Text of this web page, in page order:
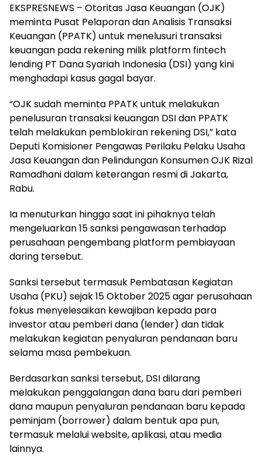
EKSPRESNEWS – Otoritas Jasa Keuangan (OJK)
meminta Pusat Pelaporan dan Analisis Transaksi
Keuangan (PPATK) untuk menelusuri transaksi
keuangan pada rekening milik platform fintech
lending PT Dana Syariah Indonesia (DSI) yang kini
menghadapi kasus gagal bayar.
“OJK sudah meminta PPATK untuk melakukan
penelusuran transaksi keuangan DSI dan PPATK
telah melakukan pemblokiran rekening DSI,” kata
Deputi Komisioner Pengawas Perilaku Pelaku Usaha
Jasa Keuangan dan Pelindungan Konsumen OJK Rizal
Ramadhani dalam keterangan resmi di Jakarta,
Rabu.
Ia menuturkan hingga saat ini pihaknya telah
mengeluarkan 15 sanksi pengawasan terhadap
perusahaan pengembang platform pembiayaan
daring tersebut.
Sanksi tersebut termasuk Pembatasan Kegiatan
Usaha (PKU) sejak 15 Oktober 2025 agar perusahaan
fokus menyelesaikan kewajiban kepada para
investor atau pemberi dana (lender) dan tidak
melakukan kegiatan penyaluran pendanaan baru
selama masa pembekuan.
Berdasarkan sanksi tersebut, DSI dilarang
melakukan penggalangan dana baru dari pemberi
dana maupun penyaluran pendanaan baru kepada
peminjam (borrower) dalam bentuk apa pun,
termasuk melalui website, aplikasi, atau media
lainnya.